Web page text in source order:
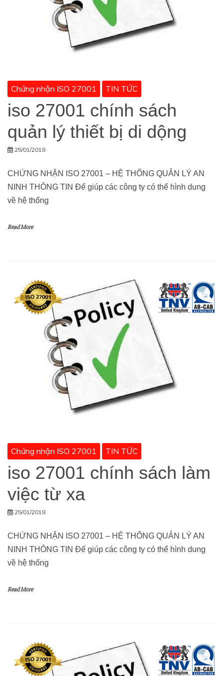
Chứng nhận ISO 27001 TIN TỨC
iso 27001 chính sách
quản lý thiết bị di dộng
25/01/2018
CHỨNG NHẬN ISO 27001 – HỆ THỐNG QUẢN LÝ AN
NINH THÔNG TIN Để giúp các công ty có thể hình dung
về hệ thống
Read More
Chứng nhận ISO 27001 TIN TỨC
iso 27001 chính sách làm
việc từ xa
25/01/2018
CHỨNG NHẬN ISO 27001 – HỆ THỐNG QUẢN LÝ AN
NINH THÔNG TIN Để giúp các công ty có thể hình dung
về hệ thống
Read More